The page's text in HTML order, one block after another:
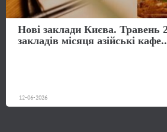
Нові заклади Києва. Травень
закладів місяця азійські
12-06-2026